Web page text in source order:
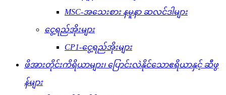
MSC-အသေးစား နမူနာ ဆလင်ဒါများ
ငွေ့ရည်အိုးများ
CP1-ငွေ့ရည်အိုးများ
ဖိအားတိုင်းကိရိယာများ၊ ပြောင်းလဲနိုင်သောဧရိယာနှင့် ဆီဖွ
န်များ